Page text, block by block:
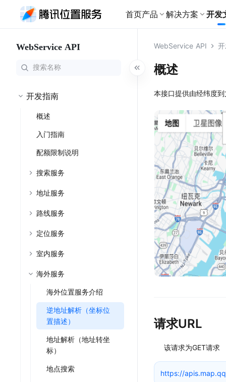
首页产品
快速集成你想要的地图产品
修改地图的呈现样式
利用地图进行数据可视化
室内外一体化能力
海外位置服务
提供全球范围内LBS服务
结合自有数据开发专用地图
工具
解决方案
物流
网约车全流程
个性化定制文
零售
为新零售行业
室内地图
为大型室内场
开发
全景展示各产品开发指南、接
地
路线
大模
轨迹云
地点云
鸿
WebService API
开发指南
概述
入门指南
配额限制说明
搜索服务
地址服务
路线服务
定位服务
室内服务
海外服务
海外位置服务介绍
逆地址解析（坐标位
置描述）
地址解析（地址转坐
标）
地点搜索
WebService API
概述
本接口提供由经纬度
请求URL
该请求为GET请求
https://